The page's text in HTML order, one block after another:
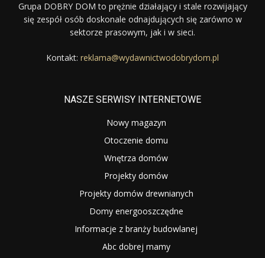
Grupa DOBRY DOM to prężnie działający i stale rozwijający
się zespół osób doskonale odnajdujących się zarówno w
sektorze prasowym, jak i w sieci.
Kontakt: reklama@wydawnictwodobrydom.pl
NASZE SERWISY INTERNETOWE
Nowy magazyn
Otoczenie domu
Wnętrza domów
Projekty domów
Projekty domów drewnianych
Domy energooszczędne
Informacje z branży budowlanej
Abc dobrej mamy